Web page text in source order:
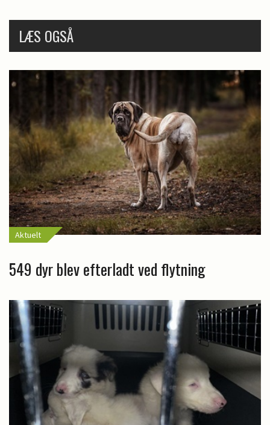
LÆS OGSÅ
Aktuelt
549 dyr blev efterladt ved flytning